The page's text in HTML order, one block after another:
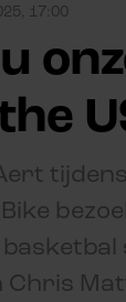
17:00
Bike